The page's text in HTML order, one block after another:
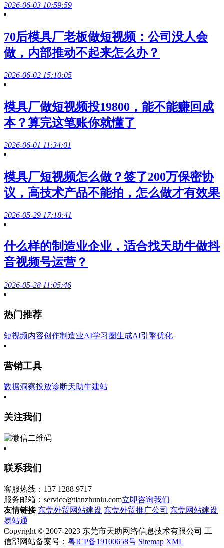
2026-06-03 10:59:59
70后模具厂老板做短视频：公司没人会
做，内部推动不起来怎么办？
2026-06-02 15:10:05
模具厂做短视频投19800，能不能赚回成
本？算完这笔账你就懂了
2026-06-01 11:34:01
模具厂短视频怎么做？签了200万保密协
议，高技术产品不能拍，怎么做才有效果
2026-05-29 17:18:41
什么样的制造业企业，适合找天助牛做抖
音视频号运营？
2026-05-28 11:05:46
热门推荐
短视频内容创作制造业AI学习圈生成AI引擎优化
营销工具
数据洞察投放诊断天助牛建站
关注我们
联系我们
客服热线：137 1288 9717
服务邮箱：service@tianzhuniu.com立即咨询我们
友情链接 东莞外贸网站建设 东莞外贸推广公司 东莞网站建设
易站通
Copyright © 2007-2023 东莞市天助网络信息技术有限公司 工
信部网站备案号： 粤ICP备19100658号 Sitemap XML